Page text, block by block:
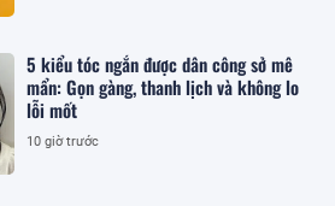
5 kiểu tóc ngắn được dân công sở mê
mẩn: Gọn gàng, thanh lịch và không lo
lỗi mốt
10 giờ trước